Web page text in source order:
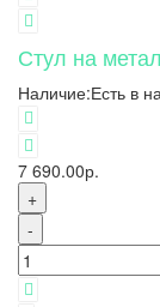
Стул на
Наличие:Есть в
7 690.00р.
+
-